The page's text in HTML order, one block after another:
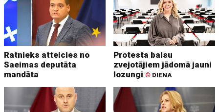
Ratnieks atteicies no
Saeimas deputāta
mandāta
Protesta balsu
zvejotājiem jādomā jauni
lozungi © DIENA